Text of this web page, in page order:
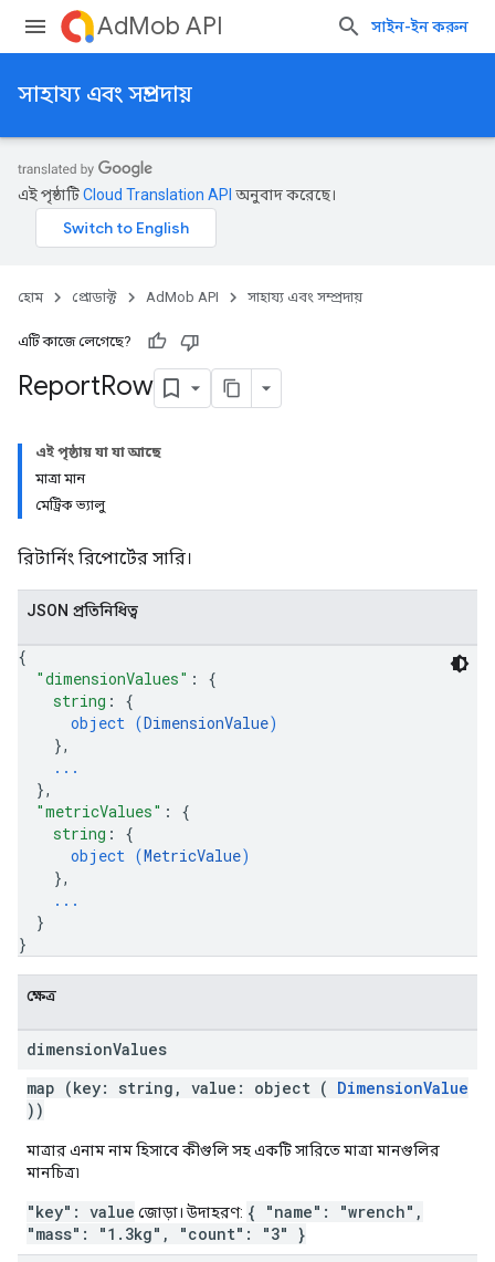
AdMob API সাইন-ইন করুন
সাহায্য এবং সম্প্রদায়
এই পৃষ্ঠাটিCloud Translation API অনুবাদ করেছে।
হোম প্রোডাক্ট AdMob API সাহায্য এবং সম্প্রদায়
এটি কাজে লেগেছে?
ReportRow
এই পৃষ্ঠায় যা যা আছে
মাত্রা মান
মেট্রিক ভ্যালু
রিটার্নিং রিপোর্টের সারি।
JSON প্রতিনিধিত্ব
{
"dimensionValues" : {
string : {
object (DimensionValue)
},
...
},
"metricValues" : {
string : {
object (MetricValue)
},
...
}
}
ক্ষেত্র
dimensionValues
map (key: string, value: object ( DimensionValue
))
মাত্রার এনাম নাম হিসাবে কীগুলি সহ একটি সারিতে মাত্রা মানগুলির
মানচিত্র৷
"key": value জোড়া। উদাহরণ: { "name": "wrench",
"mass": "1.3kg", "count": "3" }